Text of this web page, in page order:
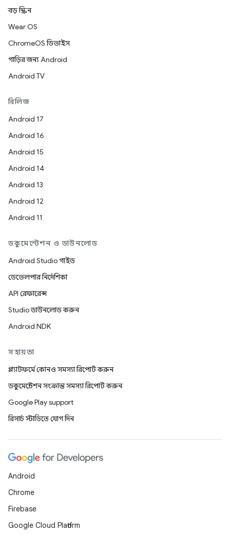
বড় স্ক্রিন
Wear OS
ChromeOS ডিভাইস
গাড়ির জন্য Android
Android TV
রিলিজ
Android 17
Android 16
Android 15
Android 14
Android 13
Android 12
Android 11
ডকুমেন্টেশন ও ডাউনলোড
Android Studio গাইড
ডেভেলপার নির্দেশিকা
API রেফারেন্স
Studio ডাউনলোড করুন
Android NDK
সহায়তা
প্ল্যাটফর্মে কোনও সমস্যা রিপোর্ট করুন
ডকুমেন্টেশন সংক্রান্ত সমস্যা রিপোর্ট করুন
Google Play support
রিসার্চ স্টাডিতে যোগ দিন
Android
Chrome
Firebase
Google Cloud Platform